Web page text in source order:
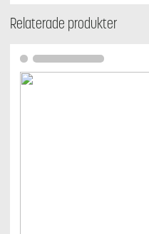
Relaterade produkter